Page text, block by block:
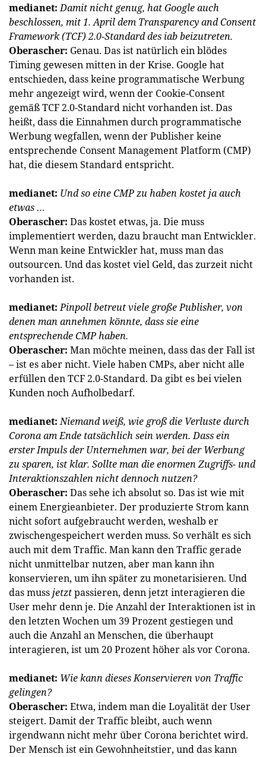
medianet:Damit nicht genug, hat Google auch
beschlossen, mit 1. April dem Transparency and Consent
Framework (TCF) 2.0-Standard des iab beizutreten.
Oberascher: Genau. Das ist natürlich ein blödes
Timing gewesen mitten in der Krise. Google hat
entschieden, dass keine programmatische Werbung
mehr angezeigt wird, wenn der Cookie-Consent
gemäß TCF 2.0-Standard nicht vorhanden ist. Das
heißt, dass die Einnahmen durch programmatische
Werbung wegfallen, wenn der Publisher keine
entsprechende Consent Management Platform (CMP)
hat, die diesem Standard entspricht.
medianet: Und so eine CMP zu haben kostet ja auch
etwas …
Oberascher: Das kostet etwas, ja. Die muss
implementiert werden, dazu braucht man Entwickler.
Wenn man keine Entwickler hat, muss man das
outsourcen. Und das kostet viel Geld, das zurzeit nicht
vorhanden ist.
medianet:Pinpoll betreut viele große Publisher, von
denen man annehmen könnte, dass sie eine
entsprechende CMP haben.
Oberascher: Man möchte meinen, dass das der Fall ist
– ist es aber nicht. Viele haben CMPs, aber nicht alle
erfüllen den TCF 2.0-Standard. Da gibt es bei vielen
Kunden noch Aufholbedarf.
medianet:Niemand weiß, wie groß die Verluste durch
Corona am Ende tatsächlich sein werden. Dass ein
erster Impuls der Unternehmen war, bei der Werbung
zu sparen, ist klar. Sollte man die enormen Zugriffs- und
Interaktionszahlen nicht dennoch nutzen?
Oberascher: Das sehe ich absolut so. Das ist wie mit
einem Energieanbieter. Der produzierte Strom kann
nicht sofort aufgebraucht werden, weshalb er
zwischengespeichert werden muss. So verhält es sich
auch mit dem Traffic. Man kann den Traffic gerade
nicht unmittelbar nutzen, aber man kann ihn
konservieren, um ihn später zu monetarisieren. Und
das mussjetztpassieren, denn jetzt interagieren die
User mehr denn je. Die Anzahl der Interaktionen ist in
den letzten Wochen um 39 Prozent gestiegen und
auch die Anzahl an Menschen, die überhaupt
interagieren, ist um 20 Prozent höher als vor Corona.
medianet: Wie kann dieses Konservieren von Traffic
gelingen?
Oberascher: Etwa, indem man die Loyalität der User
steigert. Damit der Traffic bleibt, auch wenn
irgendwann nicht mehr über Corona berichtet wird.
Der Mensch ist ein Gewohnheitstier, und das kann